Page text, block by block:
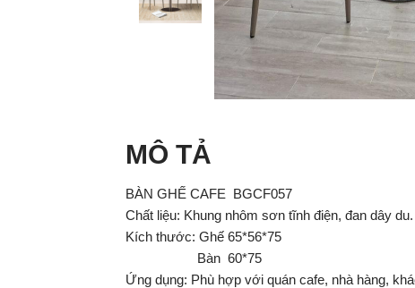
MÔ TẢ
BÀN GHẾ CAFE BGCF057
Chất liệu: Khung nhôm sơn tĩnh điện, đan dây du.
Kích thước: Ghế 65*56*75
Bàn 60*75
Ứng dụng: Phù hợp với quán cafe, nhà hàng,